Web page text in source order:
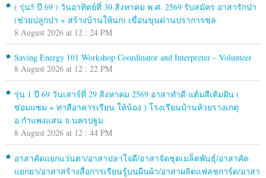
( รุ่น5 ปี 69 ) วันอาทิตย์ที่ 30 สิงหาคม พ.ศ. 2569 รับสมัคร อาสารักป่า
(ช่วยปลูกป่า + สร้างบ้านให้นก) เขื่อนขุนด่านปราการชล
8 August 2026 at 12 : 24 PM
Saving Energy 101 Workshop Coordinator and Interpreter – Volunteer
8 August 2026 at 12 : 22 PM
รุ่น 1 ปี 69 วันเสาร์ที่ 29 สิงหาคม 2569 อาสาทำดี แต้มสีเติมฝัน (
ซ่อมแซม + ทาสีอาคารเรียน ให้น้อง ) โรงเรียนบ้านห้วยรางเกตุ
อ.กำแพงแสน จ.นครปฐม
8 August 2026 at 12 : 44 PM
อาสาคัดแยกแว่นตา/อาสาปลาใจดี/อาสาจัดชุดเมล็ดพันธุ์/อาสาคัด
แยกยา/อาสาสร้างสื่อการเรียนรู้บนผืนผ้า/อาสาผลิตแฟลชการ์ด/อาสา